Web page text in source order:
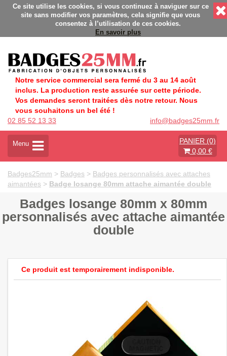
- Fabrication Française éco-responsable - Délais rapides -
Ce site utilise les cookies, si vous continuez à naviguer sur ce
site sans modifier vos paramètres, cela signifie que vous
consentez à l’utilisation de ces cookies.
En savoir plus
Notre service commercial sera fermé du 3 au 14 août
inclus. La production reste assurée sur cette période.
Vos demandes seront traitées dès notre retour. Nous
vous souhaitons un bel été !
02 85 52 13 33
info@badges25mm.fr
A
t
v
e
a
t
Menu
PANIER (0)
0,00 €
Badges25mm > Badges > Badges personnalisés avec attaches
aimantées > Badge losange 80mm attache aimantée double
Badges losange 80mm x 80mm
personnalisés avec attache aimantée
double
Ce produit est temporairement indisponible.